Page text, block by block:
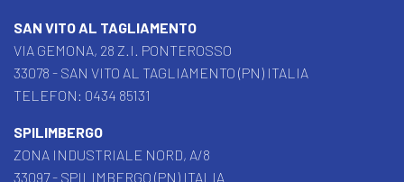
SAN VITO AL TAGLIAMENTO
VIA GEMONA, 28 Z.I. PONTEROSSO
33078 - SAN VITO AL TAGLIAMENTO (PN) ITALIA
TELEFON: 0434 85131
SPILIMBERGO
ZONA INDUSTRIALE NORD, A/8
33097 - SPILIMBERGO (PN) ITALIA